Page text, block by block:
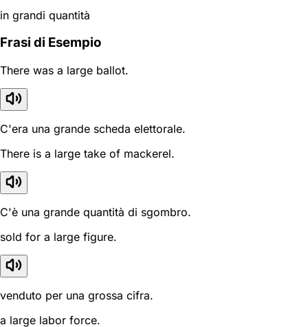
in grandi quantità
Frasi di Esempio
There was a large ballot.
C'era una grande scheda elettorale.
There is a large take of mackerel.
C'è una grande quantità di sgombro.
sold for a large figure.
venduto per una grossa cifra.
a large labor force.